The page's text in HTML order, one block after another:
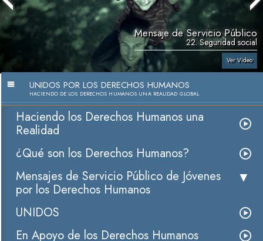
Mensaje de Servicio Público
22. Seguridad social
Ver Video
UNIDOS POR LOS DERECHOS HUMANOS
HACIENDO DE LOS DERECHOS HUMANOS UNA REALIDAD GLOBAL
Haciendo los Derechos Humanos una
Realidad
¿Qué son los Derechos Humanos?
Mensajes de Servicio Público de Jóvenes
por los Derechos Humanos
UNIDOS
En Apoyo de los Derechos Humanos